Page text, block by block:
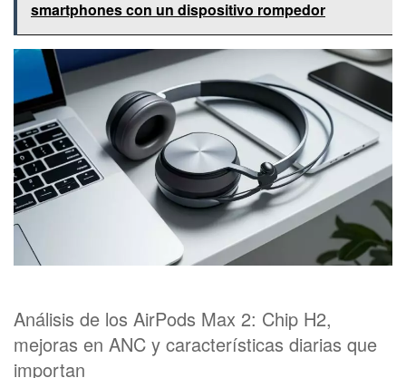
smartphones con un dispositivo rompedor
Análisis de los AirPods Max 2: Chip H2,
mejoras en ANC y características diarias que
importan